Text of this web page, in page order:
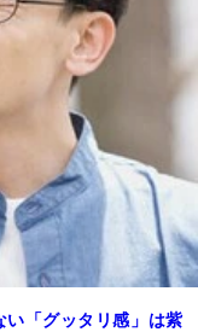
「グッタリ感」は紫